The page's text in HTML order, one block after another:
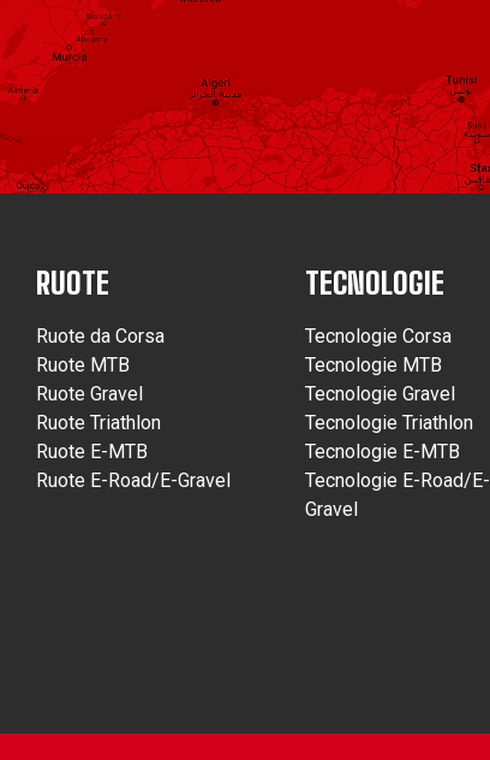
RUOTE
Ruote da Corsa
Ruote MTB
Ruote Gravel
Ruote Triathlon
Ruote E-MTB
Ruote E-Road/E-Gravel
TECNOLOGIE
Tecnologie Corsa
Tecnologie MTB
Tecnologie Gravel
Tecnologie Triathlon
Tecnologie E-MTB
Tecnologie E-Road/E-
Gravel